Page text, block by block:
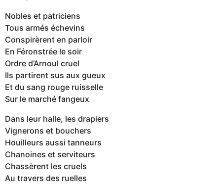
Nobles et patriciens
Tous armés échevins
Conspirèrent en parloir
En Féronstrée le soir
Ordre d’Arnoul cruel
Ils partirent sus aux gueux
Et du sang rouge ruisselle
Sur le marché fangeux
Dans leur halle, les drapiers
Vignerons et bouchers
Houilleurs aussi tanneurs
Chanoines et serviteurs
Chassèrent les cruels
Au travers des ruelles